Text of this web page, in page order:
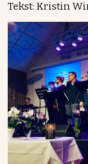
Tekst: Kristin